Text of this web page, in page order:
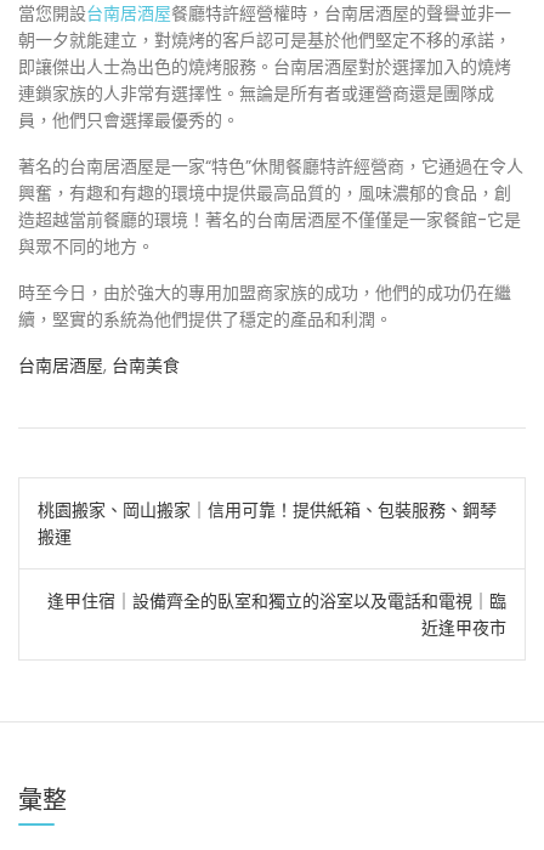
當您開設台南居酒屋餐廳特許經營權時，台南居酒屋的聲譽並非一
朝一夕就能建立，對燒烤的客戶認可是基於他們堅定不移的承諾，
即讓傑出人士為出色的燒烤服務。台南居酒屋對於選擇加入的燒烤
連鎖家族的人非常有選擇性。無論是所有者或運營商還是團隊成
員，他們只會選擇最優秀的。
著名的台南居酒屋是一家“特色”休閒餐廳特許經營商，它通過在令人
興奮，有趣和有趣的環境中提供最高品質的，風味濃郁的食品，創
造超越當前餐廳的環境！著名的台南居酒屋不僅僅是一家餐館-它是
與眾不同的地方。
時至今日，由於強大的專用加盟商家族的成功，他們的成功仍在繼
續，堅實的系統為他們提供了穩定的產品和利潤。
台南居酒屋, 台南美食
文
章
導
覽
桃園搬家、岡山搬家｜信用可靠！提供紙箱、包裝服務、鋼琴
搬運
逢甲住宿｜設備齊全的臥室和獨立的浴室以及電話和電視｜臨
近逢甲夜市
彙整